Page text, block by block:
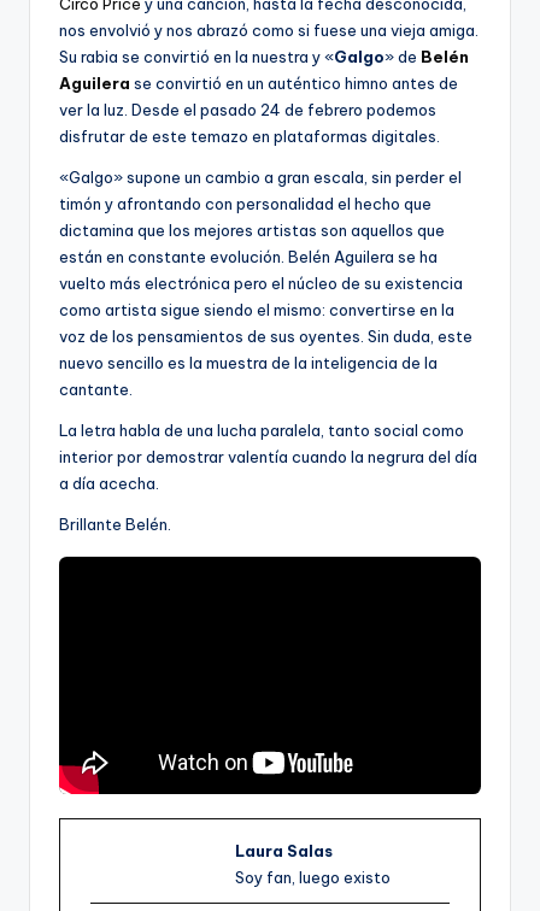
nos envolvió y nos abrazó como si fuese una vieja amiga.
Su rabia se convirtió en la nuestra y «Galgo» de Belén
Aguilera se convirtió en un auténtico himno antes de
ver la luz. Desde el pasado 24 de febrero podemos
disfrutar de este temazo en plataformas digitales.
«Galgo» supone un cambio a gran escala, sin perder el
timón y afrontando con personalidad el hecho que
dictamina que los mejores artistas son aquellos que
están en constante evolución. Belén Aguilera se ha
vuelto más electrónica pero el núcleo de su existencia
como artista sigue siendo el mismo: convertirse en la
voz de los pensamientos de sus oyentes. Sin duda, este
nuevo sencillo es la muestra de la inteligencia de la
cantante.
La letra habla de una lucha paralela, tanto social como
interior por demostrar valentía cuando la negrura del día
a día acecha.
Brillante Belén.
Laura Salas
Soy fan, luego existo